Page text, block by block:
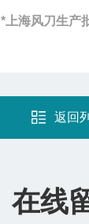
上海风刀生产
返回
在线